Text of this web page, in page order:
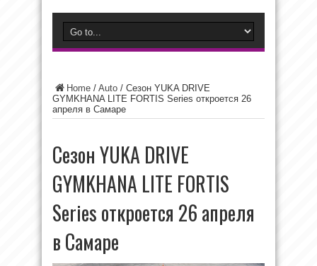
Home / Auto / Сезон YUKA DRIVE
GYMKHANA LITE FORTIS Series откроется 26
апреля в Самаре
Сезон YUKA DRIVE
GYMKHANA LITE FORTIS
Series откроется 26 апреля
в Самаре